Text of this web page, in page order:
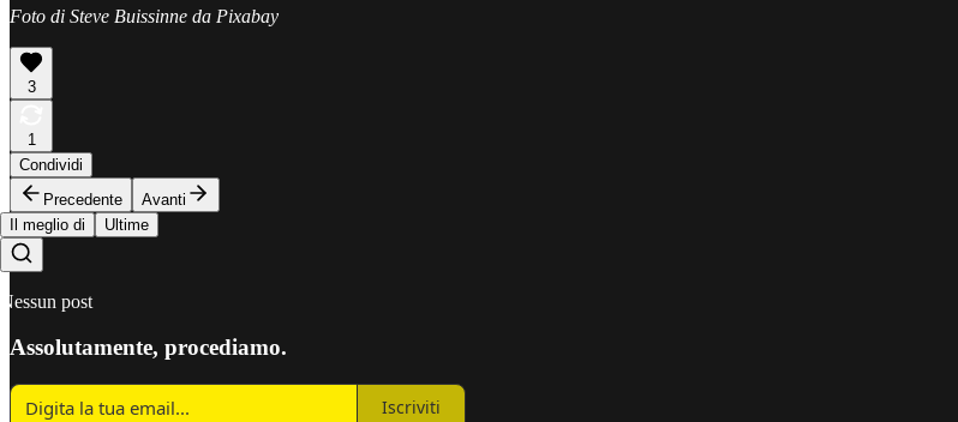
Foto di Steve Buissinne da Pixabay
3
1
Condividi
Precedente
Avanti
Il meglio di
Ultime
Nessun post
Assolutamente, procediamo.
Iscriviti